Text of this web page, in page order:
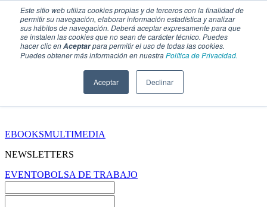
Este sitio web utiliza cookies propias y de terceros con la finalidad de
permitir su navegación, elaborar información estadística y analizar
sus hábitos de navegación. Deberá aceptar expresamente para que
se instalen las cookies que no sean de carácter técnico. Puedes
hacer clic enAceptarpara permitir el uso de todas las cookies.
Puedes obtener más información en nuestraPolítica de Privacidad.
Aceptar Declinar
EBOOKSMULTIMEDIA
NEWSLETTERS
EVENTOBOLSA DE TRABAJO